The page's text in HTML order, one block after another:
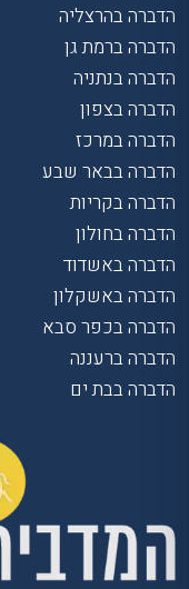
הדברה בהרצליה
הדברה ברמת גן
הדברה בנתניה
הדברה בצפון
הדברה במרכז
הדברה בבאר שבע
הדברה בקריות
הדברה בחולון
הדברה באשדוד
הדברה באשקלון
הדברה בכפר סבא
הדברה ברעננה
הדברה בבת ים